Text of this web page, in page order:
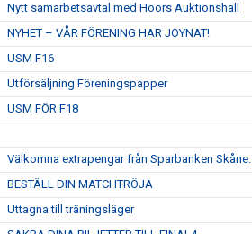
Nytt samarbetsavtal med Höörs Auktionshall
NYHET – VÅR FÖRENING HAR JOYNAT!
USM F16
Utförsäljning Föreningspapper
USM FÖR F18
Välkomna extrapengar från Sparbanken Skåne.
BESTÄLL DIN MATCHTRÖJA
Uttagna till träningsläger